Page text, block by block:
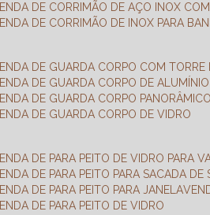
VENDA DE CORRIMÃO DE AÇO INOX
VENDA DE CORRIMÃO DE INOX PARA
VENDA DE GUARDA CORPO COM TORRE
VENDA DE GUARDA CORPO DE
VENDA DE GUARDA CORPO
VENDA DE GUARDA CORPO DE VIDRO
VENDA DE PARA PEITO DE VIDRO PARA
VENDA DE PARA PEITO PARA SACADA DE
VENDA DE PARA PEITO PARA JANELA
VENDA DE PARA PEITO DE VIDRO